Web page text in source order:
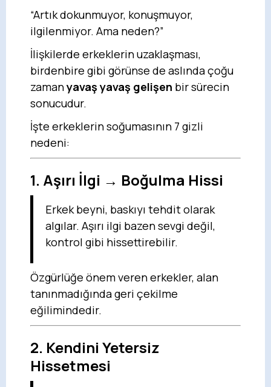
“Artık dokunmuyor, konuşmuyor,
ilgilenmiyor. Ama neden?”
İlişkilerde erkeklerin uzaklaşması,
birdenbire gibi görünse de aslında çoğu
zamanyavaş yavaş gelişen bir sürecin
sonucudur.
İşte erkeklerin soğumasının 7 gizli
nedeni:
1. Aşırı İlgi → Boğulma Hissi
Erkek beyni, baskıyı tehdit olarak
algılar. Aşırı ilgi bazen sevgi değil,
kontrol gibi hissettirebilir.
Özgürlüğe önem veren erkekler, alan
tanınmadığında geri çekilme
eğilimindedir.
2. Kendini Yetersiz
Hissetmesi